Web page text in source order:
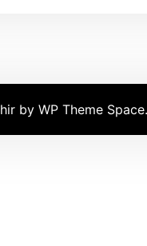
by WP Theme Space.